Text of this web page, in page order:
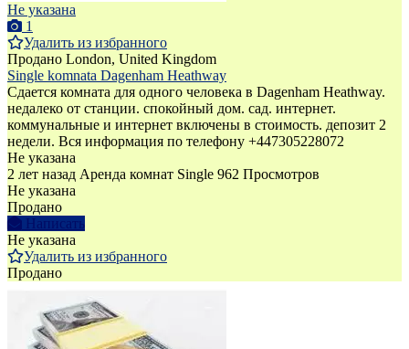
Не указана
1
Удалить из избранного
Продано London, United Kingdom
Single komnata Dagenham Heathway
Сдается комната для одного человека в Dagenham Heathway.
недалеко от станции. спокойный дом. сад. интернет.
коммунальные и интернет включены в стоимость. депозит 2
недели. Вся информация по телефону +447305228072
Не указана
2 лет назад Аренда комнат Single 962 Просмотров
Не указана
Продано
Написать
Не указана
Удалить из избранного
Продано